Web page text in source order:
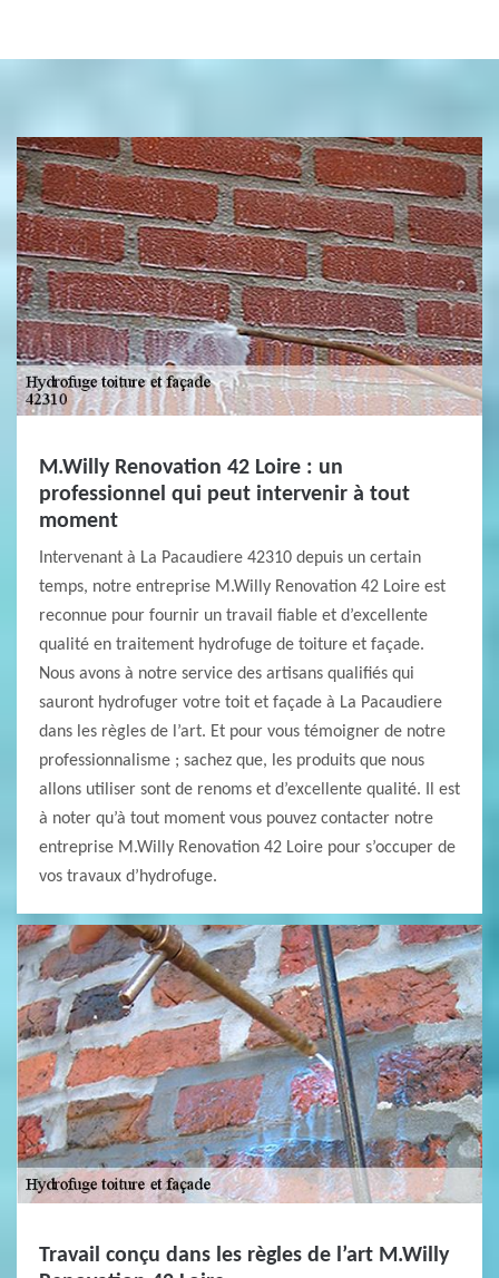
M.Willy Renovation 42 Loire : un
professionnel qui peut intervenir à tout
moment
Intervenant à La Pacaudiere 42310 depuis un certain
temps, notre entreprise M.Willy Renovation 42 Loire est
reconnue pour fournir un travail fiable et d’excellente
qualité en traitement hydrofuge de toiture et façade.
Nous avons à notre service des artisans qualifiés qui
sauront hydrofuger votre toit et façade à La Pacaudiere
dans les règles de l’art. Et pour vous témoigner de notre
professionnalisme ; sachez que, les produits que nous
allons utiliser sont de renoms et d’excellente qualité. Il est
à noter qu’à tout moment vous pouvez contacter notre
entreprise M.Willy Renovation 42 Loire pour s’occuper de
vos travaux d’hydrofuge.
Travail conçu dans les règles de l’art M.Willy